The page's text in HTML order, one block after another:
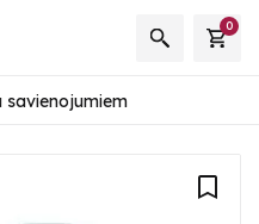
0
savienojumiem